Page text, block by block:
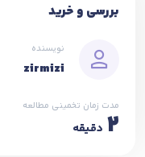
بررسی و خرید
نویسنده
zirmizi
مدت زمان تخمینی مطالعه
2 دقیقه